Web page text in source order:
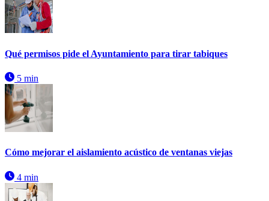
Qué permisos pide el Ayuntamiento para tirar tabiques
5 min
Cómo mejorar el aislamiento acústico de ventanas viejas
4 min